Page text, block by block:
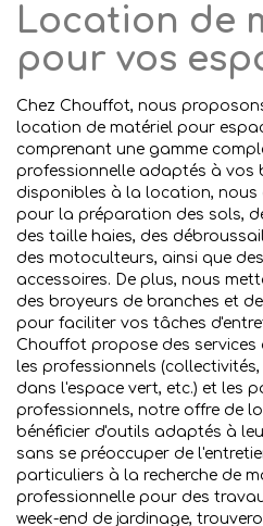
Location de
pour vos
Chez Chouffot, nous
location de matériel pour
comprenant une gamme
professionnelle adaptés à vos
disponibles à la location,
pour la préparation des sols,
des taille haies, des
des motoculteurs, ainsi que
accessoires. De plus, nous
des broyeurs de branches et
pour faciliter vos tâches
Chouffot propose des
les professionnels
dans l'espace vert, etc.) et les
professionnels, notre offre de
bénéficier d'outils adaptés à
sans se préoccuper de
particuliers à la recherche de
professionnelle pour des
week-end de jardinage,